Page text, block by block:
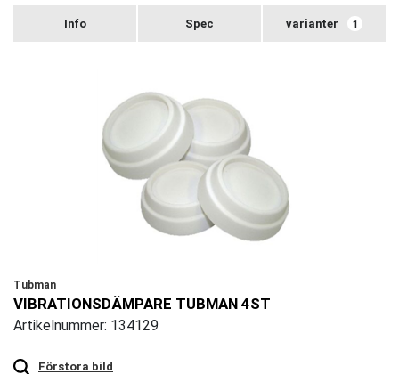
varianter 1
Tubman
VIBRATIONSDÄMPARE TUBMAN 4ST
Artikelnummer: 134129
Förstora bild
zoom